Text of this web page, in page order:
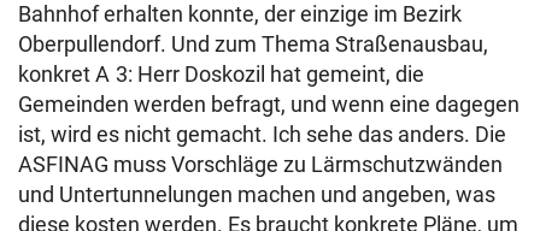
Bahnhof erhalten konnte, der einzige im Bezirk
Oberpullendorf. Und zum Thema Straßenausbau,
konkret A 3: Herr Doskozil hat gemeint, die
Gemeinden werden befragt, und wenn eine dagegen
ist, wird es nicht gemacht. Ich sehe das anders. Die
ASFINAG muss Vorschläge zu Lärmschutzwänden
und Untertunnelungen machen und angeben, was
diese kosten werden. Es braucht konkrete Pläne, um